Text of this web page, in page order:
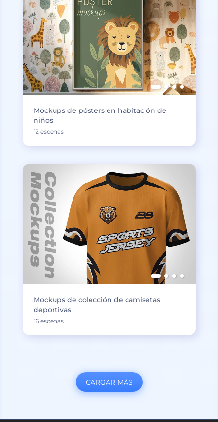
Mockups de pósters en habitación de
niños
12 escenas
Mockups de colección de camisetas
deportivas
16 escenas
CARGAR MÁS